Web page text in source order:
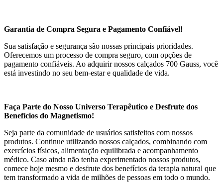
Garantia de Compra Segura e Pagamento Confiável!
Sua satisfação e segurança são nossas principais prioridades.
Oferecemos um processo de compra seguro, com opções de
pagamento confiáveis. Ao adquirir nossos calçados 700 Gauss, você
está investindo no seu bem-estar e qualidade de vida.
Faça Parte do Nosso Universo Terapêutico e Desfrute dos
Benefícios do Magnetismo!
Seja parte da comunidade de usuários satisfeitos com nossos
produtos. Continue utilizando nossos calçados, combinando com
exercícios físicos, alimentação equilibrada e acompanhamento
médico. Caso ainda não tenha experimentado nossos produtos,
comece hoje mesmo e desfrute dos benefícios da terapia natural que
tem transformado a vida de milhões de pessoas em todo o mundo.